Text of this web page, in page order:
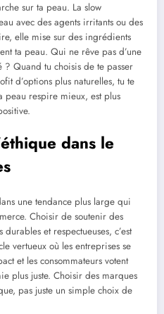
sur ta peau. La slow
avec des agents irritants ou des
elle mise sur des ingrédients
ta peau. Qui ne rêve pas d’une
? Quand tu choisis de te passer
d’options plus naturelles, tu te
peau respire mieux, est plus
dans le
une tendance plus large qui
Choisir de soutenir des
et respectueuses, c’est
vertueux où les entreprises se
et les consommateurs votent
plus juste. Choisir des marques
pas juste un simple choix de